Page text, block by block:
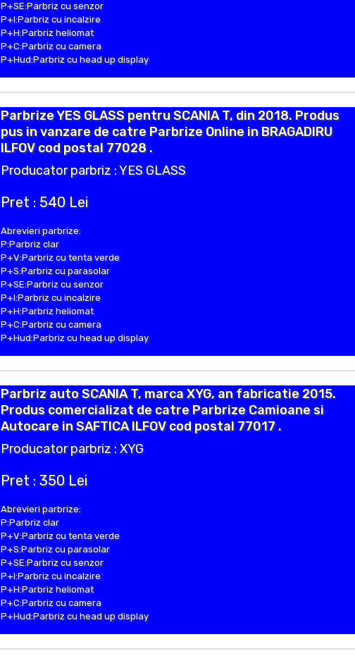
P+SE:Parbriz cu senzor
P+I:Parbriz cu incalzire
P+H:Parbriz heliomat
P+C:Parbriz cu camera
P+Hud:Parbriz cu head up display
Parbrize YES GLASS pentru SCANIA T, din 2018. Produs
pus in vanzare de catre Parbrize Online in BRAGADIRU
ILFOV cod postal 77028 .
Producator parbriz : YES GLASS
Pret : 540 Lei
Abrevieri parbrize:
P:Parbriz clar
P+V:Parbriz cu tenta verde
P+S:Parbriz cu parasolar
P+SE:Parbriz cu senzor
P+I:Parbriz cu incalzire
P+H:Parbriz heliomat
P+C:Parbriz cu camera
P+Hud:Parbriz cu head up display
Parbriz auto SCANIA T, marca XYG, an fabricatie 2015.
Produs comercializat de catre Parbrize Camioane si
Autocare in SAFTICA ILFOV cod postal 77017 .
Producator parbriz : XYG
Pret : 350 Lei
Abrevieri parbrize:
P:Parbriz clar
P+V:Parbriz cu tenta verde
P+S:Parbriz cu parasolar
P+SE:Parbriz cu senzor
P+I:Parbriz cu incalzire
P+H:Parbriz heliomat
P+C:Parbriz cu camera
P+Hud:Parbriz cu head up display